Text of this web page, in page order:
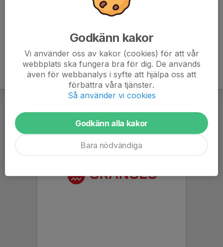
Godkänn kakor
Vi använder oss av kakor (cookies) för att vår
webbplats ska fungera bra för dig. De används
även för webbanalys i syfte att hjälpa oss att
förbättra våra tjänster.
Så använder vi cookies
Godkänn alla kakor
Bara nödvändiga